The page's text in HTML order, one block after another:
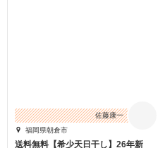
佐藤康一
福岡県朝倉市
送料無料【希少天日干し】26年新